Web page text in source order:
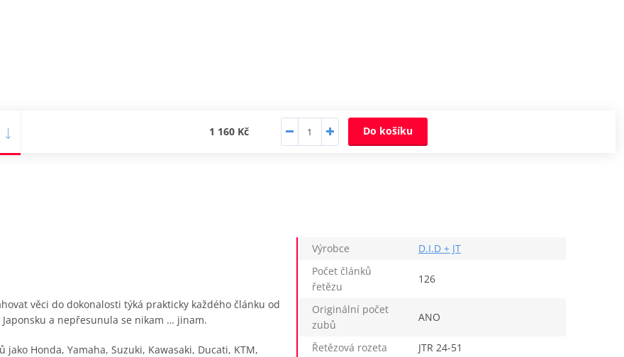
1 160 Kč Do košíku
věci do dokonalosti týká prakticky každého článku od
a nepřesunula se nikam … jinam.
Honda, Yamaha, Suzuki, Kawasaki, Ducati, KTM,
Výrobce
D.I.D + JT
Počet článků
řetězu
126
Originální počet
zubů
ANO
Řetězová rozeta
JTR 24-51